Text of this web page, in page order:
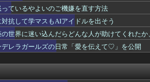
クスすぎるグッズにされてしまう
ー、ウィッツがレオパルドに乗っていたら
の時に父親を亡くしていた【声優】
馬鹿「8やね」陰キャ「7だろ？」←これｗｗｗ
つきだけど意外と常識人寄りだよね
見返すとあんま『全知全能』感ないよな・・...
っているやよいのご機嫌を直す方法
対抗して学マスもAIアイドルを出そう
の世界に迷い込んだらどんな人が助けてくれた
デレラガールズの日常「愛を伝えて♡」を公開